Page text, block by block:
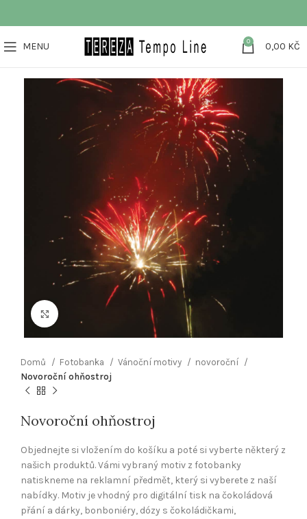
MENU 0 0,00 KČ
Domů Fotobanka Vánoční motivy
novoroční
Novoroční ohňostroj
Novoroční ohňostroj
Objednejte si vložením do košíku a poté si vyberte některý z
našich produktů. Vámi vybraný motiv z fotobanky
natiskneme na reklamní předmět, který si vyberete z naší
nabídky. Motiv je vhodný pro digitální tisk na čokoládová
přání a dárky, bonboniéry, dózy s čokoládičkami,